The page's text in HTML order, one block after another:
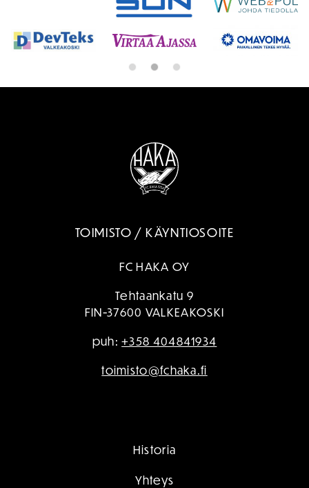
TOIMISTO / KÄYNTIOSOITE
FC HAKA OY
Tehtaankatu 9
FIN-37600 VALKEAKOSKI
puh:+358 404841934
toimisto@fchaka.fi
Historia
Yhteys